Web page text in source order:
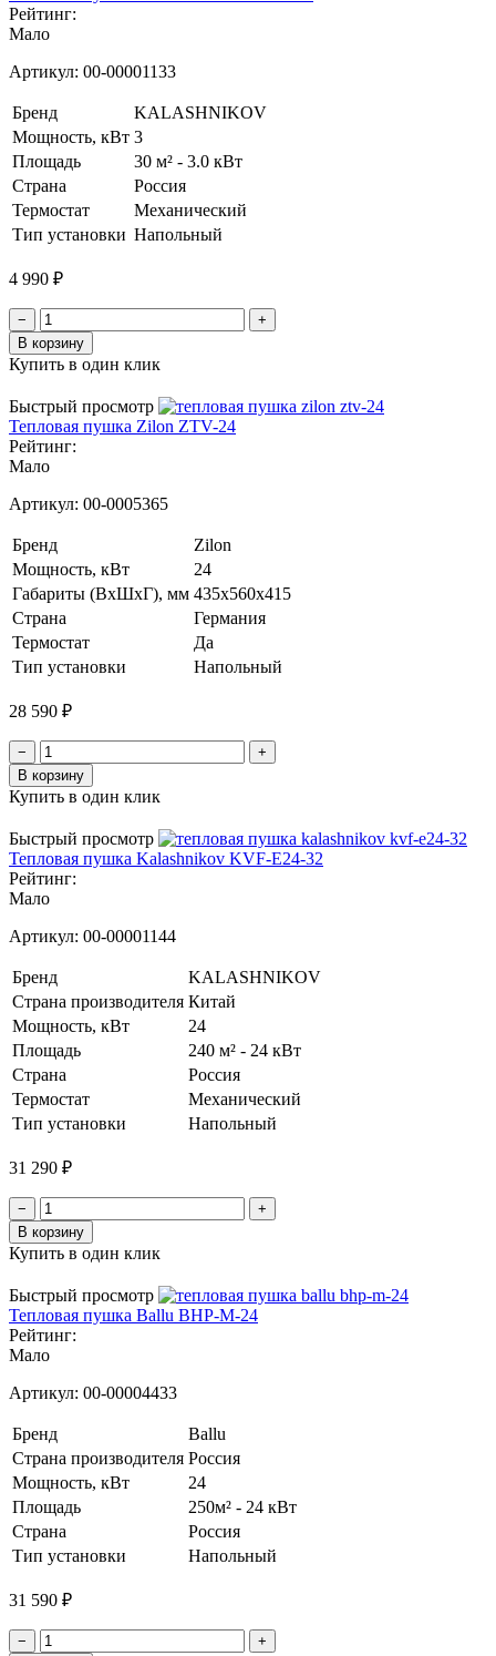
Рейтинг:
Мало
Артикул: 00-00001133
Бренд
KALASHNIKOV
Мощность, кВт 3
Площадь
30 м² - 3.0 кВт
Страна
Россия
Термостат
Механический
Тип установки Напольный
4 990 ₽
−
+
В корзину
Купить в один клик
Быстрый просмотр
Тепловая пушка Zilon ZTV-24
Рейтинг:
Мало
Артикул: 00-0005365
Бренд
Zilon
Мощность, кВт
24
Габариты (ВхШхГ), мм 435х560х415
Страна
Германия
Термостат
Да
Тип установки
Напольный
28 590 ₽
−
+
В корзину
Купить в один клик
Быстрый просмотр
Тепловая пушка Kalashnikov KVF-E24-32
Рейтинг:
Мало
Артикул: 00-00001144
Бренд
KALASHNIKOV
Страна производителя Китай
Мощность, кВт
24
Площадь
240 м² - 24 кВт
Страна
Россия
Термостат
Механический
Тип установки
Напольный
31 290 ₽
−
+
В корзину
Купить в один клик
Быстрый просмотр
Тепловая пушка Ballu BHP-M-24
Рейтинг:
Мало
Артикул: 00-00004433
Бренд
Ballu
Страна производителя Россия
Мощность, кВт
24
Площадь
250м² - 24 кВт
Страна
Россия
Тип установки
Напольный
31 590 ₽
−
+